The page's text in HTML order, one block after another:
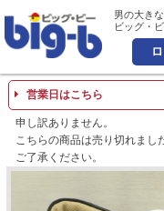
男
男の大き
ビッグ・
営業日はこちら
申し訳ありません。
こちらの商品は売り切れまし
ご了承ください。